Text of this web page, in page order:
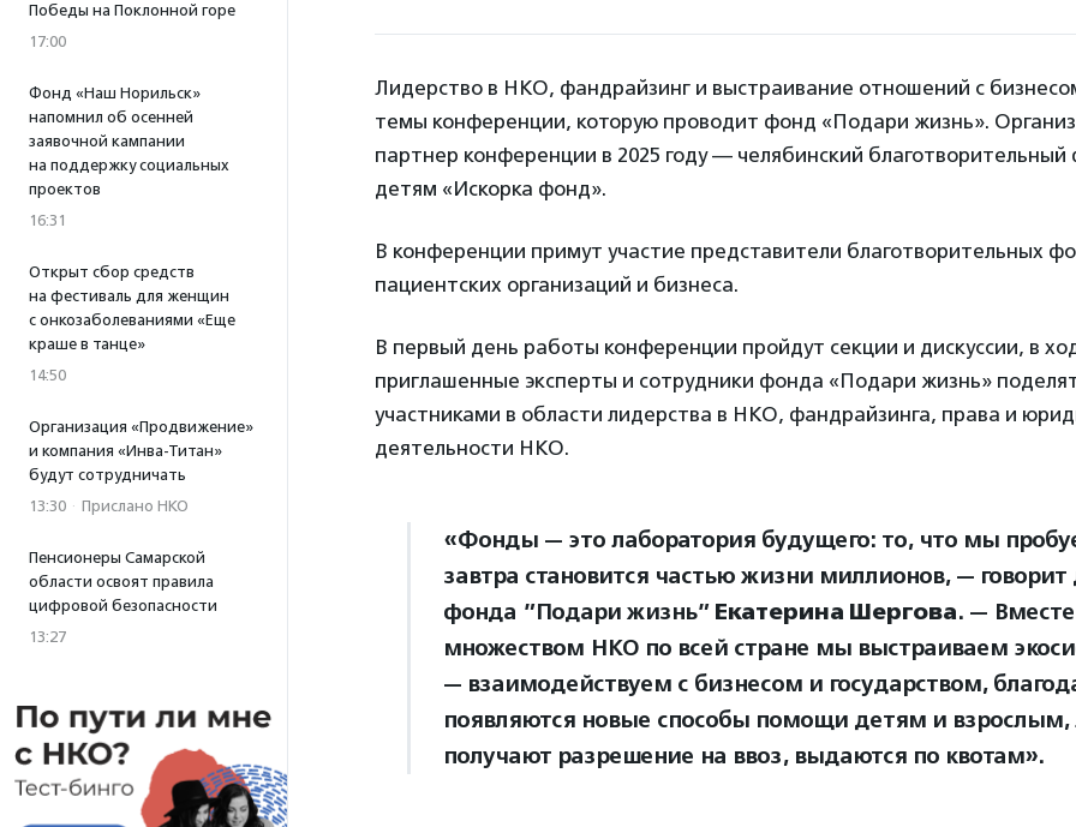
Победы на Поклонной горе
17:00
Фонд «Наш Норильск»
напомнил об осенней
заявочной кампании
на поддержку социальных
проектов
16:31
Открыт сбор средств
на фестиваль для женщин
с онкозаболеваниями «Еще
краше в танце»
14:50
Организация «Продвижение»
и компания «Инва-Титан»
будут сотрудничать
13:30 · Прислано НКО
Пенсионеры Самарской
области освоят правила
цифровой безопасности
13:27
Лидерство в НКО, фандрайзинг и выстраивание отношений с
темы конференции, которую проводит фонд «Подари жизнь».
партнер конференции в 2025 году — челябинский
детям «Искорка фонд».
В конференции примут участие представители благотворительных
пациентских организаций и бизнеса.
В первый день работы конференции пройдут секции и дискуссии, в
приглашенные эксперты и сотрудники фонда «Подари жизнь»
участниками в области лидерства в НКО, фандрайзинга, права и
деятельности НКО.
«Фонды — это лаборатория будущего: то, что мы
завтра становится частью жизни миллионов, — говорит
фонда ”Подари жизнь” Екатерина Шергова. —
множеством НКО по всей стране мы выстраиваем
— взаимодействуем с бизнесом и государством,
появляются новые способы помощи детям и взрослым,
получают разрешение на ввоз, выдаются по квотам».